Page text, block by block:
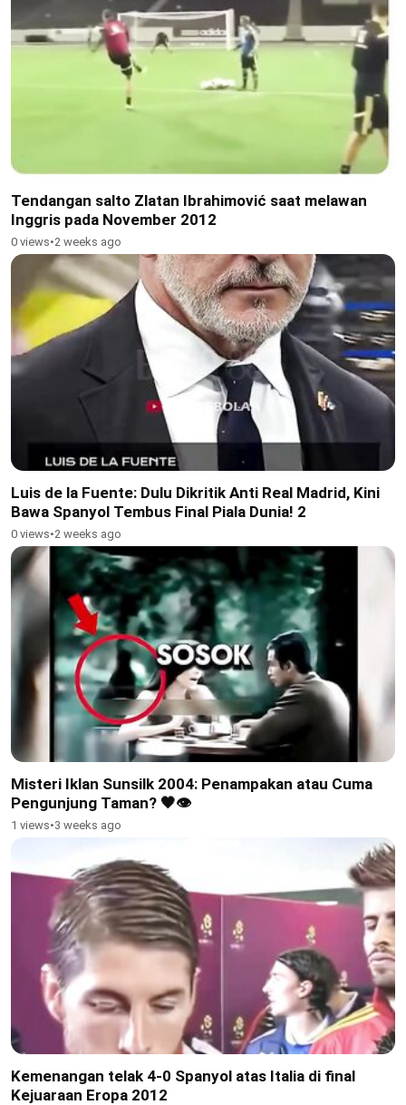
Tendangan salto Zlatan Ibrahimović saat melawan
Inggris pada November 2012
0 views•2 weeks ago
Luis de la Fuente: Dulu Dikritik Anti Real Madrid, Kini
Bawa Spanyol Tembus Final Piala Dunia! 2
0 views•2 weeks ago
Misteri Iklan Sunsilk 2004: Penampakan atau Cuma
Pengunjung Taman? 🖤👁
1 views•3 weeks ago
Kemenangan telak 4-0 Spanyol atas Italia di final
Kejuaraan Eropa 2012